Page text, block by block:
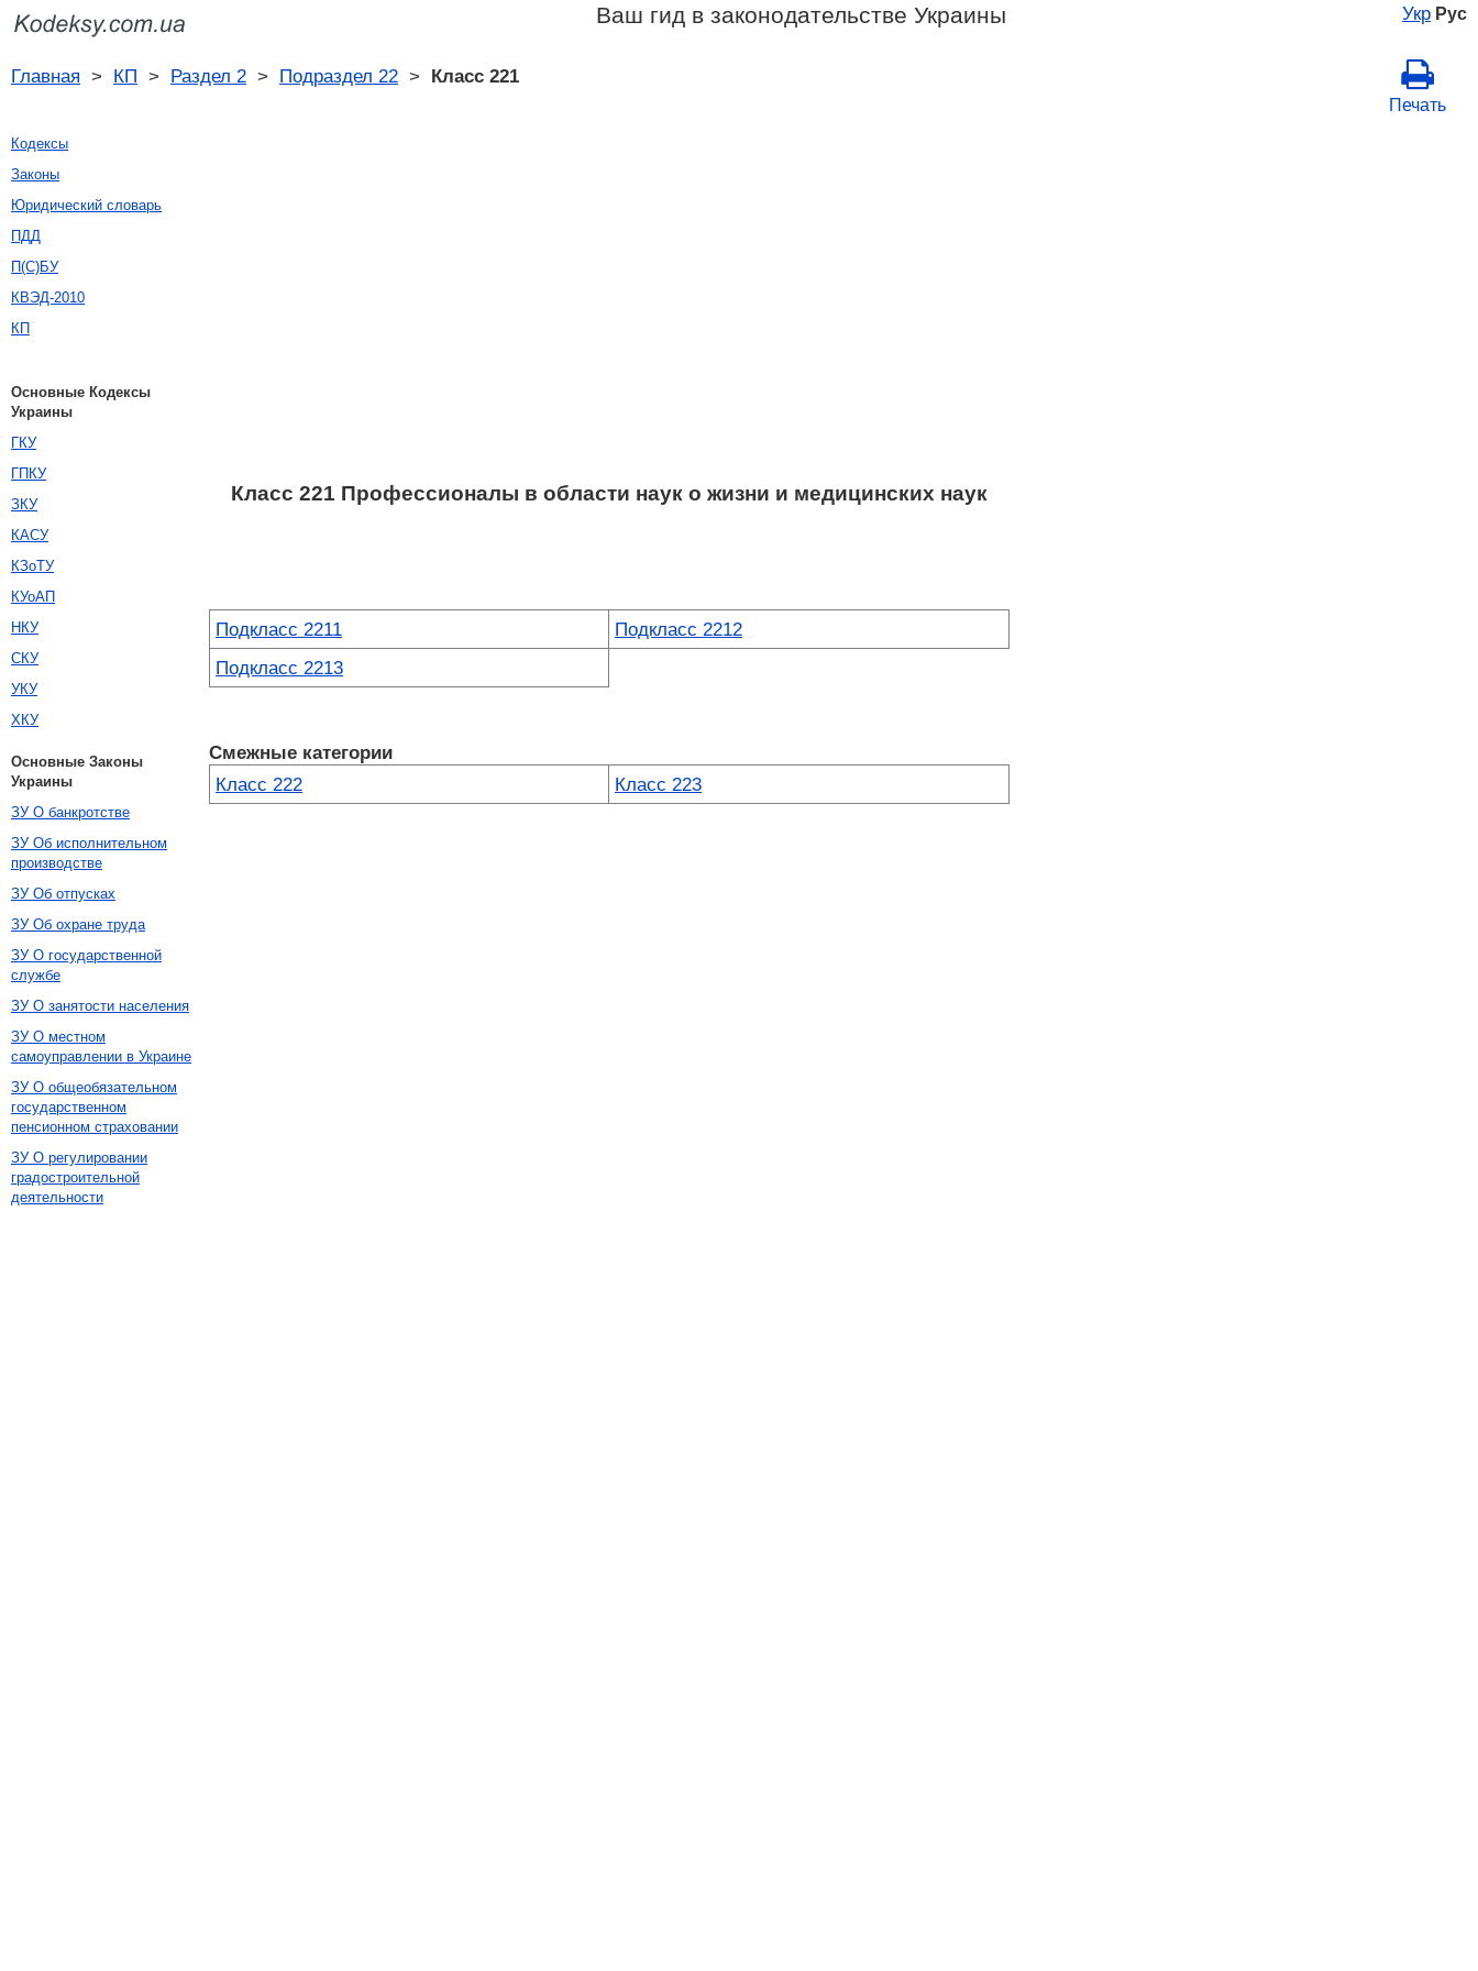
Укр Рус
Ваш гид в законодательстве Украины
Главная > КП > Раздел 2 > Подраздел 22 > Класс 221
Печать
Класс 221 Профессионалы в области наук о жизни и медицинских наук
Подкласс 2211
Подкласс 2212
Подкласс 2213
Смежные категории
Класс 222
Класс 223
Кодексы
Законы
Юридический словарь
ПДД
П(С)БУ
КВЭД-2010
КП
Основные Кодексы
Украины
ГКУ
ГПКУ
ЗКУ
КАСУ
КЗоТУ
КУоАП
НКУ
СКУ
УКУ
ХКУ
Основные Законы
Украины
ЗУ О банкротстве
ЗУ Об исполнительном
производстве
ЗУ Об отпусках
ЗУ Об охране труда
ЗУ О государственной
службе
ЗУ О занятости населения
ЗУ О местном
самоуправлении в Украине
ЗУ О общеобязательном
государственном
пенсионном страховании
ЗУ О регулировании
градостроительной
деятельности